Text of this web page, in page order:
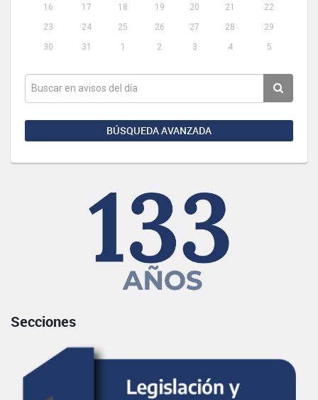
16
17 18 19 20 21
22
23
24 25 26 27 28
29
30
31 1 2 3 4 5
BÚSQUEDA AVANZADA
Secciones